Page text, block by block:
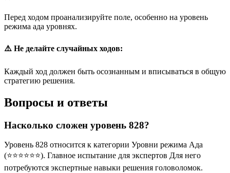
Перед ходом проанализируйте поле, особенно на уровень
режима ада уровнях.
⚠️ Не делайте случайных ходов:
Каждый ход должен быть осознанным и вписываться в общую
стратегию решения.
Вопросы и ответы
Насколько сложен уровень 828?
Уровень 828 относится к категории Уровни режима Ада
(⭐⭐⭐⭐⭐⭐). Главное испытание для экспертов Для него
потребуются экспертные навыки решения головоломок.